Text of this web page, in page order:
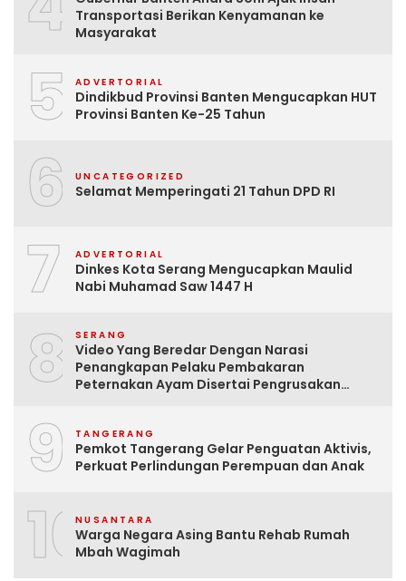
Transportasi Berikan Kenyamanan ke
Masyarakat
5 ADVERTORIAL
Dindikbud Provinsi Banten Mengucapkan HUT
Provinsi Banten Ke-25 Tahun
6 UNCATEGORIZED
Selamat Memperingati 21 Tahun DPD RI
7 ADVERTORIAL
Dinkes Kota Serang Mengucapkan Maulid
Nabi Muhamad Saw 1447 H
8 SERANG
Video Yang Beredar Dengan Narasi
Penangkapan Pelaku Pembakaran
Peternakan Ayam Disertai Pengrusakan
9 TANGERANG
Pemkot Tangerang Gelar Penguatan Aktivis,
Perkuat Perlindungan Perempuan dan Anak
10NUSANTARA
Warga Negara Asing Bantu Rehab Rumah
Mbah Wagimah